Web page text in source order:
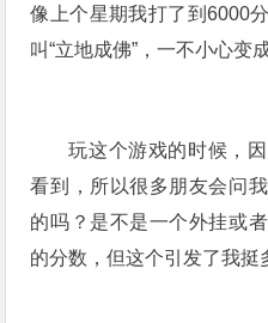
像上个星期我打了到6000
叫“立地成佛”，一不小心变
玩这个游戏的时候，
看到，所以很多朋友会问
的吗？是不是一个外挂或
的分数，但这个引发了我挺